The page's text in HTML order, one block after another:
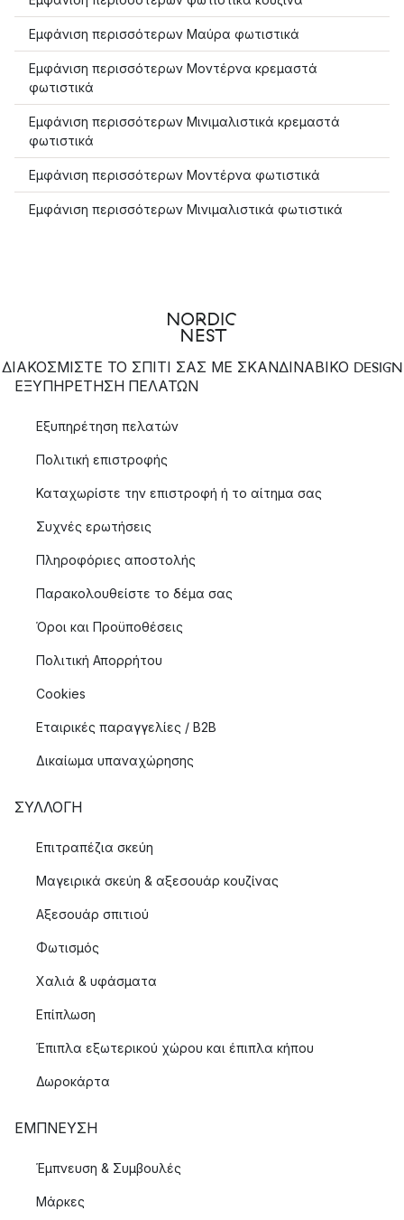
Εμφάνιση περισσότερων Μαύρα φωτιστικά
Εμφάνιση περισσότερων Μοντέρνα κρεμαστά
φωτιστικά
Εμφάνιση περισσότερων Μινιμαλιστικά κρεμαστά
φωτιστικά
Εμφάνιση περισσότερων Μοντέρνα φωτιστικά
Εμφάνιση περισσότερων Μινιμαλιστικά φωτιστικά
ΔΙΑΚΟΣΜΙΣΤΕ ΤΟ ΣΠΙΤΙ ΣΑΣ ΜΕ ΣΚΑΝΔΙΝΑΒΙΚΟ DESIGN
ΕΞΥΠΗΡΈΤΗΣΗ ΠΕΛΑΤΏΝ
Εξυπηρέτηση πελατών
Πολιτική επιστροφής
Καταχωρίστε την επιστροφή ή το αίτημα σας
Συχνές ερωτήσεις
Πληροφόριες αποστολής
Παρακολουθείστε το δέμα σας
Όροι και Προϋποθέσεις
Πολιτική Απορρήτου
Cookies
Εταιρικές παραγγελίες / B2B
Δικαίωμα υπαναχώρησης
ΣΥΛΛΟΓΉ
Επιτραπέζια σκεύη
Μαγειρικά σκεύη & αξεσουάρ κουζίνας
Αξεσουάρ σπιτιού
Φωτισμός
Χαλιά & υφάσματα
Επίπλωση
Έπιπλα εξωτερικού χώρου και έπιπλα κήπου
Δωροκάρτα
ΈΜΠΝΕΥΣΗ
Έμπνευση & Συμβουλές
Μάρκες